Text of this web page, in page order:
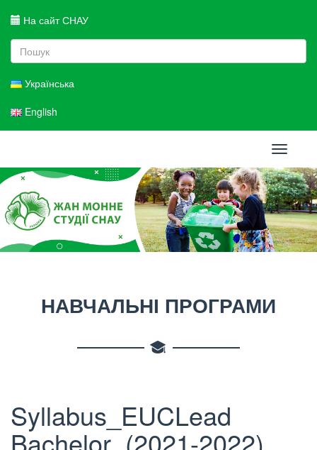
На сайт СНАУ
Українська
English
Toggle
НАВЧАЛЬНІ ПРОГРАМИ
Syllabus_EUCLead
Bachelor_(2021-2022)